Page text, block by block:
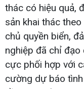
thác có hiệu quả,
sản khai thác
chủ quyền biển,
nghiệp đã chỉ đạo
cực phối hợp với
cường dự báo